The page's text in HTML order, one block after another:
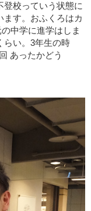
登校っていう状態に
ます。おふくろはカ
中学に進学はしま
らい。3年生の時
あったかどう